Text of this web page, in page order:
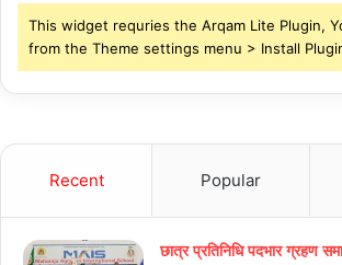
This widget requries the Arqam Lite Plugin,
from the Theme settings menu > Install
Recent Popular
छात्र प्रतिनिधि पदभार ग्रहण